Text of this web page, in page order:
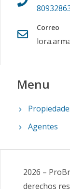
Correo
Menu
Agentes
2026 –
derechos